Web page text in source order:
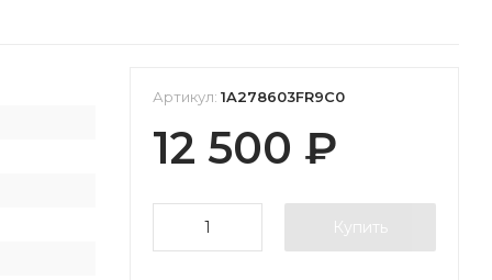
Артикул: 1A278603FR9C0
12 500 ₽
Купить